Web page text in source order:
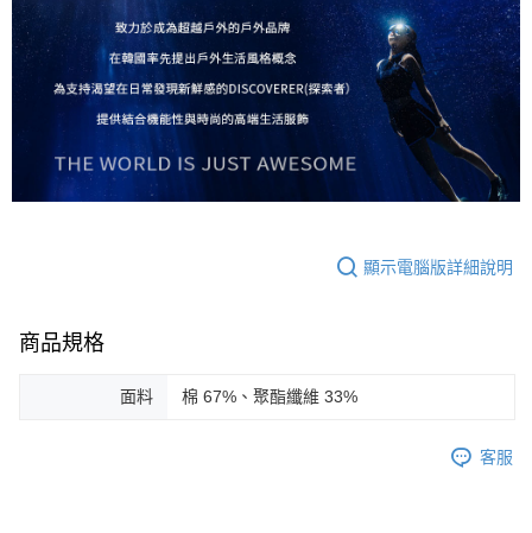
顯示電腦版詳細說明
商品規格
面料 棉 67%、聚酯纖維 33%
客服